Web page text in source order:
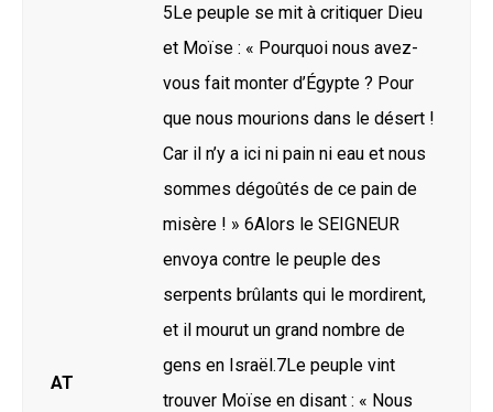
AT
5Le peuple se mit à critiquer Dieu
et Moïse : « Pourquoi nous avez-
vous fait monter d’Égypte ? Pour
que nous mourions dans le désert !
Car il n’y a ici ni pain ni eau et nous
sommes dégoûtés de ce pain de
misère ! » 6Alors le SEIGNEUR
envoya contre le peuple des
serpents brûlants qui le mordirent,
et il mourut un grand nombre de
gens en Israël.7Le peuple vint
trouver Moïse en disant : « Nous